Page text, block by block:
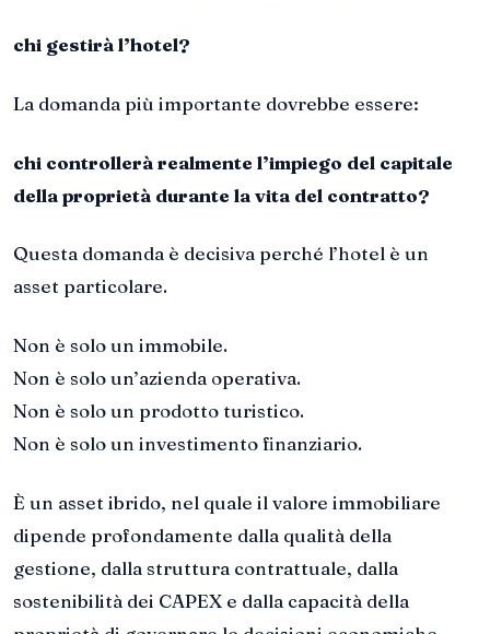
chi gestirà l’hotel?
La domanda più importante dovrebbe essere:
chi controllerà realmente l’impiego del capitale
della proprietà durante la vita del contratto?
Questa domanda è decisiva perché l’hotel è un
asset particolare.
Non è solo un immobile.
Non è solo un’azienda operativa.
Non è solo un prodotto turistico.
Non è solo un investimento finanziario.
È un asset ibrido, nel quale il valore immobiliare
dipende profondamente dalla qualità della
gestione, dalla struttura contrattuale, dalla
sostenibilità dei CAPEX e dalla capacità della